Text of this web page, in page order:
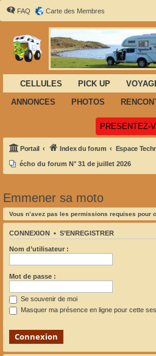
FAQ Carte des Membres
CELLULES PICK UP
ANNONCES
PHOTOS
PRESENTEZ-
Portail Index du forum
écho du forum N° 31 de juillet 2026
Emmener sa moto
Vous n’avez pas les permissions requises pour
CONNEXION • S’ENREGISTRER
Nom d’utilisateur :
Mot de passe :
Se souvenir de moi
Masquer ma présence en ligne pour cette